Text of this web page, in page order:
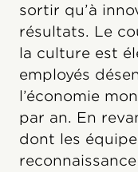
sortir qu’à
résultats. Le
la culture est
employés
l’économie
par an. En
dont les